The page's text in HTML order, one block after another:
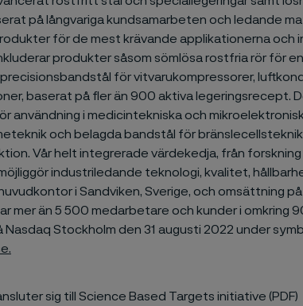
på långvariga kundsamarbeten och ledande
för de mest krävande applikationerna och
produkter såsom sömlösa rostfria rör för
för vitvarukompressorer,
baserat på fler än 900 aktiva legeringsrecept.
användning i medicintekniska och
och belagda bandstål för
Vår helt integrerade värdekedja, från forskning
industriledande teknologi, kvalitet,
i Sandviken, Sverige, och omsättning på
mer än 5 500 medarbetare och kunder i omkring
Stockholm den 31 augusti 2022 under
.
sig till Science Based Targets initiative (PDF)